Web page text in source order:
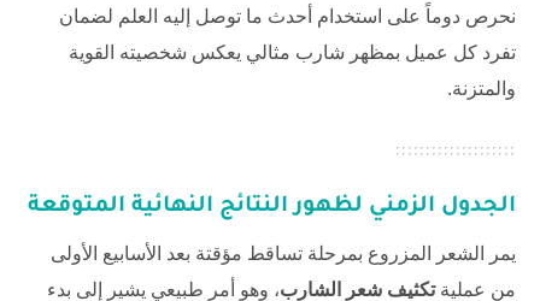
نحرص دوماً على استخدام أحدث ما توصل إليه العلم لضمان
تفرد كل عميل بمظهر شارب مثالي يعكس شخصيته القوية
والمتزنة.
الجدول الزمني لظهور النتائج النهائية المتوقعة
يمر الشعر المزروع بمرحلة تساقط مؤقتة بعد الأسابيع الأولى
من عمليةتكثيف شعر الشارب، وهو أمر طبيعي يشير إلى بدء